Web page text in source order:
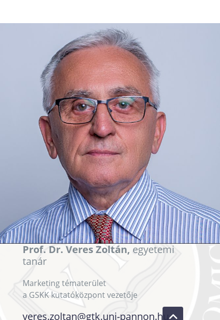
Prof. Dr. Veres Zoltán, egyetemi
tanár
Marketing tématerület
a GSKK kutatóközpont vezetője
veres.zoltan@gtk.uni-pannon.hu